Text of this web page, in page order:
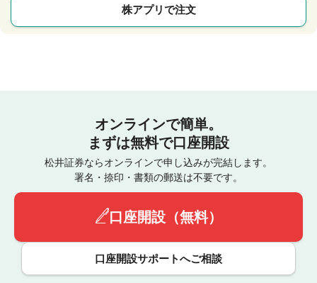
株アプリで注文
オンラインで簡単。
まずは無料で口座開設
松井証券ならオンラインで申し込みが完結します。
署名・捺印・書類の郵送は不要です。
口座開設（無料）
口座開設サポートへご相談